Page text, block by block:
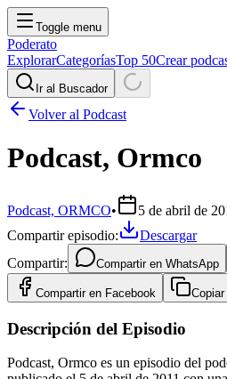
Toggle menu
Poderato
ExplorarCategoríasTop 50Crear
Ir al Buscador
Volver al Podcast
Podcast, Ormco
Podcast, ORMCO• 5 de abril de
Compartir episodio:
Descargar
Compartir:
Compartir en WhatsApp
Compartir en Facebook
Descripción del Episodio
Podcast, Ormco es un episodio del